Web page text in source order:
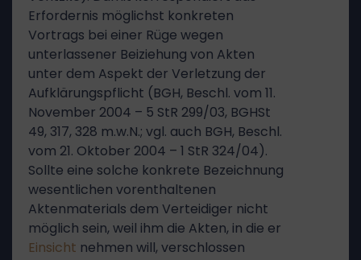
Erfordernis möglichst konkreten
Vortrags bei einer Rüge wegen
unterlassener Beiziehung von Akten
unter dem Aspekt der Verletzung der
Aufklärungspflicht (BGH, Beschl. vom 11.
November 2004 – 5 StR 299/03, BGHSt
49, 317, 328 m.w.N.; vgl. auch BGH, Beschl.
vom 21. Oktober 2004 – 1 StR 324/04).
Sollte eine solche konkrete Bezeichnung
wesentlichen vorenthaltenen
Aktenmaterials dem Verteidiger nicht
möglich sein, weil ihm die Akten, in die er
Einsicht nehmen will, verschlossen